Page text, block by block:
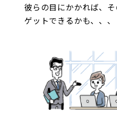
彼らの目にかかれば、
ゲットできるかも、、、